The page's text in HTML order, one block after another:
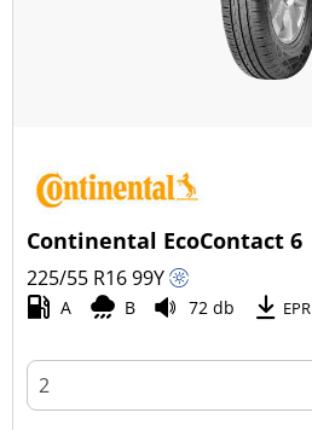
Continental EcoContact 6
225/55 R1699Y
A B 72 db